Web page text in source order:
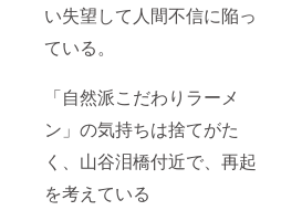
い失望して人間不信に陥っ
ている。
「自然派こだわりラーメ
ン」の気持ちは捨てがた
く、山谷泪橋付近で、再起
を考えている